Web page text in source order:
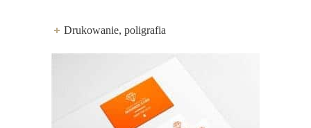
Drukowanie, poligrafia